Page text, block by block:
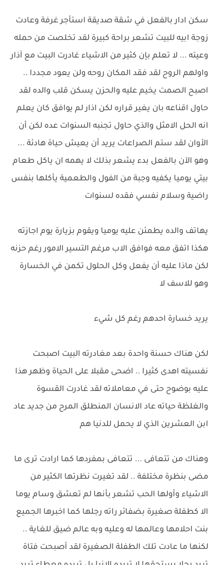
سكن ادار بالفعل في شقة صديقة استأجر غرفة وعادت
زوجة ابيه للبيت تشعر براحة كبيرة لقد تخلصت من حمله
وعيته ... لا تعلم بإن كثير من الاشياء غادرت البيت مع آذار
واولهم الروح لقد فقد المكان روحه ولن يعود مجددا ..
اصبح الصمت يخيم عليه والحزن يسكن قلب والده لقد
حاول اقناعه بان يغير قراره لكن اذار لم يوافق كان يعلم
انه الحل الامثل والذي حاول تجنبه السنوات عده لكن أن
الأوان لقد ستم الصراعات يريد أن يعيش حياة هادئة ...
وهو الآن بالفعل بدء يشعر بذلك لا يهمه ان ياكل طعام
بيتي يوميا يكفيه وجبة من الفول والطعمية يأكلها بنفس
راضية وسلام نفسي فقده لسنوات
يهاتف والده يطمئن عليه يوميا ويقوم بزيارة يوم اجازته
هكذا اتفق معه فوافق الاب مرغم التسير الامور رغم حزنه
لكن ماذا عليه أن يفعل وكل الحلول تكمن في الخسارة
وهو للاسف لا
يريد خسارة احدهم رغم كل شيء
لكن هناك حسنة واحدة بعد مغادرته البيت اصبحت
نفسيته اهدى كثيرا .. اضحى مقبلا على الحياة وظهر هذا
عليه بوضوح حتى في معاملاته لقد غادرت القسوة
والغلظة حياته عاد الانسان المنطلق المرح من جديد عاد
ابن العشرين الذي لا يحمل للدنيا هم
وهناك من تتعافى ... تتعافى بمفردها كما ارادت ترى ما
مضى بنظرة مختلفة .. لقد تغيرت نظرتها الكثير من
الاشياء وأولها الحب تشعر بأنها لم تعشق وسام يوما
الا كطفلة صغيرة بضفائر راته رجلها كما اخبرها الجميع
بنت احلامها وعالمها له وعليه وبه عالم ضيق للغاية ..
لكنها ما عادت تلك الطفلة الصغيرة لقد أصبحت فتاة